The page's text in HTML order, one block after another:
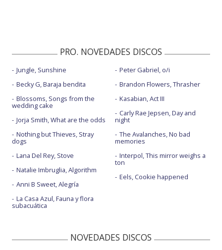
PRO. NOVEDADES DISCOS
Jungle, Sunshine
Becky G, Baraja bendita
Blossoms, Songs from the
wedding cake
Jorja Smith, What are the odds
Nothing but Thieves, Stray
dogs
Lana Del Rey, Stove
Natalie Imbruglia, Algorithm
Anni B Sweet, Alegría
La Casa Azul, Fauna y flora
subacuática
Peter Gabriel, o/i
Brandon Flowers, Thrasher
Kasabian, Act III
Carly Rae Jepsen, Day and
night
The Avalanches, No bad
memories
Interpol, This mirror weighs a
ton
Eels, Cookie happened
NOVEDADES DISCOS